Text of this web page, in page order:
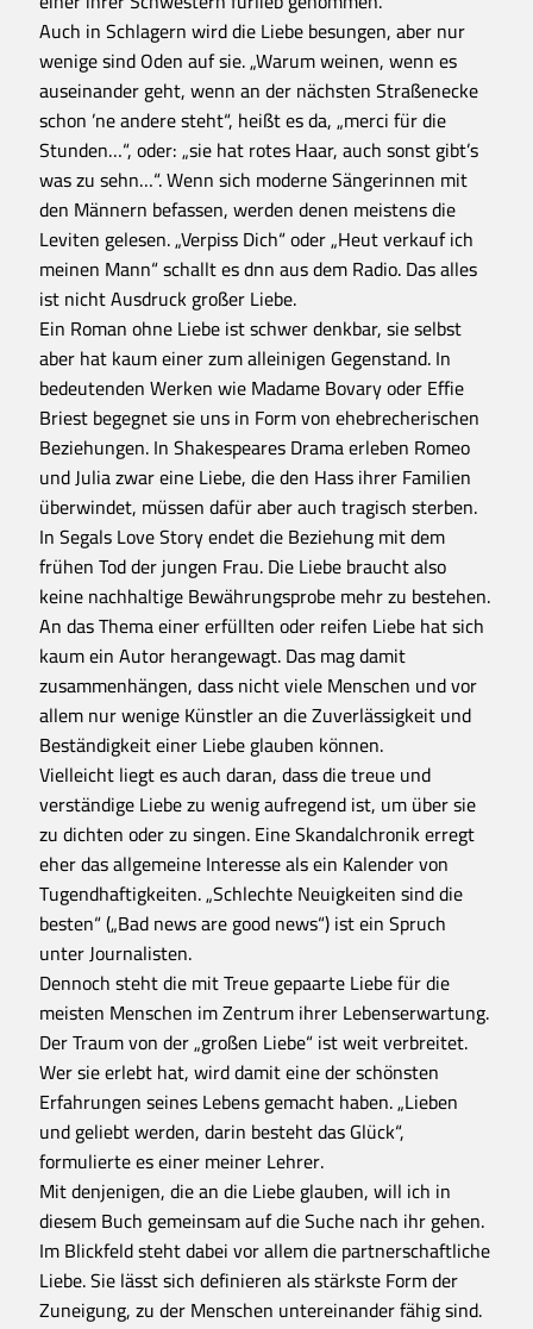
Auch in Schlagern wird die Liebe besungen, aber nur
wenige sind Oden auf sie. „Warum weinen, wenn es
auseinander geht, wenn an der nächsten Straßenecke
schon ’ne andere steht“, heißt es da, „merci für die
Stunden…“, oder: „sie hat rotes Haar, auch sonst gibt’s
was zu sehn…“. Wenn sich moderne Sängerinnen mit
den Männern befassen, werden denen meistens die
Leviten gelesen. „Verpiss Dich“ oder „Heut verkauf ich
meinen Mann“ schallt es dnn aus dem Radio. Das alles
ist nicht Ausdruck großer Liebe.
Ein Roman ohne Liebe ist schwer denkbar, sie selbst
aber hat kaum einer zum alleinigen Gegenstand. In
bedeutenden Werken wie Madame Bovary oder Effie
Briest begegnet sie uns in Form von ehebrecherischen
Beziehungen. In Shakespeares Drama erleben Romeo
und Julia zwar eine Liebe, die den Hass ihrer Familien
überwindet, müssen dafür aber auch tragisch sterben.
In Segals Love Story endet die Beziehung mit dem
frühen Tod der jungen Frau. Die Liebe braucht also
keine nachhaltige Bewährungsprobe mehr zu bestehen.
An das Thema einer erfüllten oder reifen Liebe hat sich
kaum ein Autor herangewagt. Das mag damit
zusammenhängen, dass nicht viele Menschen und vor
allem nur wenige Künstler an die Zuverlässigkeit und
Beständigkeit einer Liebe glauben können.
Vielleicht liegt es auch daran, dass die treue und
verständige Liebe zu wenig aufregend ist, um über sie
zu dichten oder zu singen. Eine Skandalchronik erregt
eher das allgemeine Interesse als ein Kalender von
Tugendhaftigkeiten. „Schlechte Neuigkeiten sind die
besten“ („Bad news are good news“) ist ein Spruch
unter Journalisten.
Dennoch steht die mit Treue gepaarte Liebe für die
meisten Menschen im Zentrum ihrer Lebenserwartung.
Der Traum von der „großen Liebe“ ist weit verbreitet.
Wer sie erlebt hat, wird damit eine der schönsten
Erfahrungen seines Lebens gemacht haben. „Lieben
und geliebt werden, darin besteht das Glück“,
formulierte es einer meiner Lehrer.
Mit denjenigen, die an die Liebe glauben, will ich in
diesem Buch gemeinsam auf die Suche nach ihr gehen.
Im Blickfeld steht dabei vor allem die partnerschaftliche
Liebe. Sie lässt sich definieren als stärkste Form der
Zuneigung, zu der Menschen untereinander fähig sind.